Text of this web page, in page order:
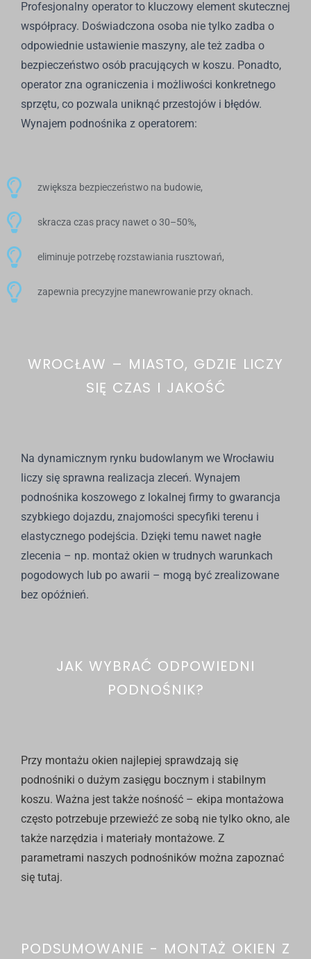
Profesjonalny operator to kluczowy element skutecznej
współpracy. Doświadczona osoba nie tylko zadba o
odpowiednie ustawienie maszyny, ale też zadba o
bezpieczeństwo osób pracujących w koszu. Ponadto,
operator zna ograniczenia i możliwości konkretnego
sprzętu, co pozwala uniknąć przestojów i błędów.
Wynajem podnośnika z operatorem:
zwiększa bezpieczeństwo na budowie,
skracza czas pracy nawet o 30–50%,
eliminuje potrzebę rozstawiania rusztowań,
zapewnia precyzyjne manewrowanie przy oknach.
WROCŁAW – MIASTO, GDZIE LICZY
SIĘ CZAS I JAKOŚĆ
Na dynamicznym rynku budowlanym we Wrocławiu
liczy się sprawna realizacja zleceń. Wynajem
podnośnika koszowego z lokalnej firmy to gwarancja
szybkiego dojazdu, znajomości specyfiki terenu i
elastycznego podejścia. Dzięki temu nawet nagłe
zlecenia – np. montaż okien w trudnych warunkach
pogodowych lub po awarii – mogą być zrealizowane
bez opóźnień.
JAK WYBRAĆ ODPOWIEDNI
PODNOŚNIK?
Przy montażu okien najlepiej sprawdzają się
podnośniki o dużym zasięgu bocznym i stabilnym
koszu. Ważna jest także nośność – ekipa montażowa
często potrzebuje przewieźć ze sobą nie tylko okno, ale
także narzędzia i materiały montażowe. Z
parametrami naszych podnośników można zapoznać
się tutaj.
PODSUMOWANIE - MONTAŻ OKIEN Z